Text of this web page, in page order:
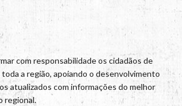
com responsabilidade os cidadãos de
a região, apoiando o desenvolvimento
atualizados com informações do melhor
regional.